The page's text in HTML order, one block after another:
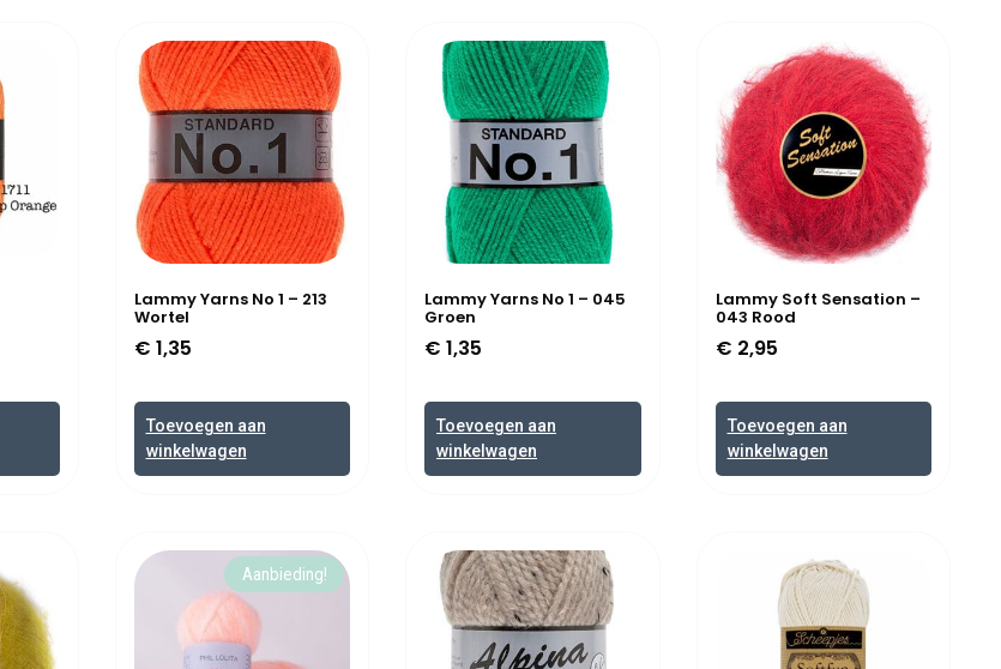
Lammy Yarns No 1 – 213
Wortel
€ 1,35
Toevoegen aan
winkelwagen
Lammy Yarns No 1 – 045
Groen
€ 1,35
Toevoegen aan
winkelwagen
Lammy Soft Sensation –
043 Rood
€ 2,95
Toevoegen aan
winkelwagen
Aanbieding!